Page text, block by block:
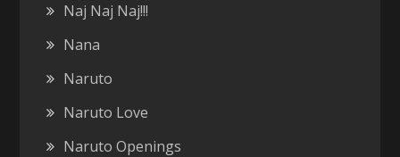
Naj Naj Naj!!!
Nana
Naruto
Naruto Love
Naruto Openings